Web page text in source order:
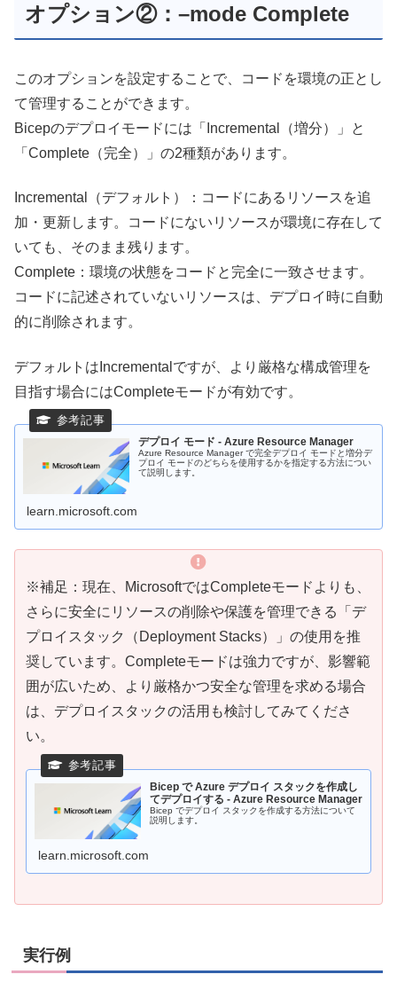
オプション②：–mode Complete
このオプションを設定することで、コードを環境の正とし
て管理することができます。
Bicepのデプロイモードには「Incremental（増分）」と
「Complete（完全）」の2種類があります。
Incremental（デフォルト）：コードにあるリソースを追
加・更新します。コードにないリソースが環境に存在して
いても、そのまま残ります。
Complete：環境の状態をコードと完全に一致させます。
コードに記述されていないリソースは、デプロイ時に自動
的に削除されます。
デフォルトはIncrementalですが、より厳格な構成管理を
目指す場合にはCompleteモードが有効です。
デプロイ モード - Azure Resource Manager
Azure Resource Manager で完全デプロイ モードと増分デ
プロイ モードのどちらを使用するかを指定する方法につい
て説明します。
learn.microsoft.com
※補足：現在、MicrosoftではCompleteモードよりも、
さらに安全にリソースの削除や保護を管理できる「デ
プロイスタック（Deployment Stacks）」の使用を推
奨しています。Completeモードは強力ですが、影響範
囲が広いため、より厳格かつ安全な管理を求める場合
は、デプロイスタックの活用も検討してみてくださ
い。
Bicep で Azure デプロイ スタックを作成し
てデプロイする - Azure Resource Manager
Bicep でデプロイ スタックを作成する方法について
説明します。
learn.microsoft.com
実行例